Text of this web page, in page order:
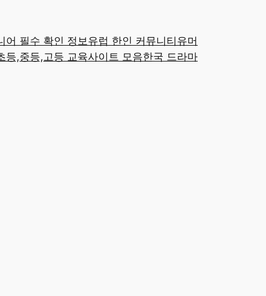
어 필수 확인 정보유럽 한인 커뮤니티 유머
등,중등,고등 교육사이트 모음한국 드라마